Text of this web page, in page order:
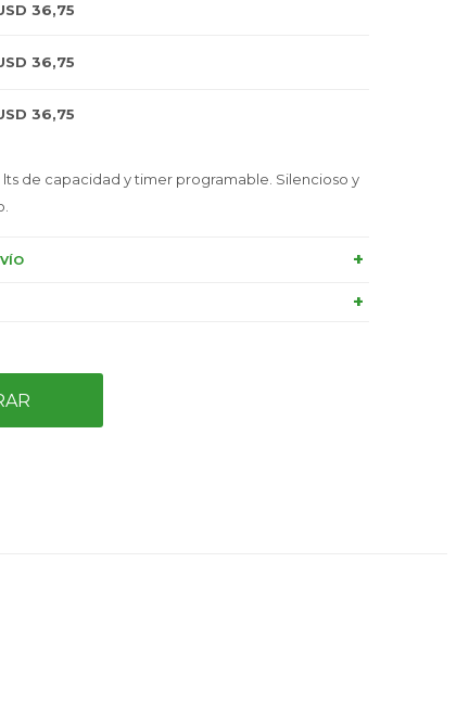
36,75
36,75
36,75
de capacidad y timer programable. Silencioso y